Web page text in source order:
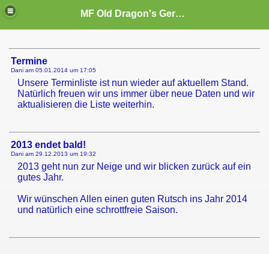
MF Old Dragon's Germany
Termine
Dani am 05.01.2014 um 17:05
Unsere Terminliste ist nun wieder auf aktuellem Stand.
Natürlich freuen wir uns immer über neue Daten und wir
aktualisieren die Liste weiterhin.
2013 endet bald!
Dani am 29.12.2013 um 19:32
2013 geht nun zur Neige und wir blicken zurück auf ein
gutes Jahr.
Wir wünschen Allen einen guten Rutsch ins Jahr 2014
und natürlich eine schrottfreie Saison.